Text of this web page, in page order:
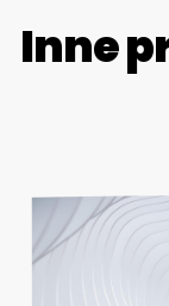
Inne